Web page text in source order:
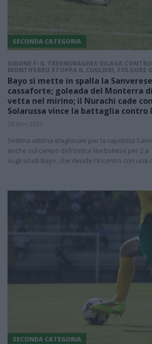
SECONDA CATEGORIA
GIRONE F: IL TRESNURAGHES DILAGA
MONTIFERRU STOPPA IL CUGLIERI, FOLGORE
Bayo si mette in spalla la
cassaforte; goleada del Monterra
vetta nel mirino; il Nurachi cade
Solarussa vince la battaglia contro
28 Nov 2017
Settima vittoria stagionale per la capolista
anche sul campo dell'ostica Narboliese per 2 a
sugli scudi Bayo, che decide l'incontro con
SECONDA CATEGORIA